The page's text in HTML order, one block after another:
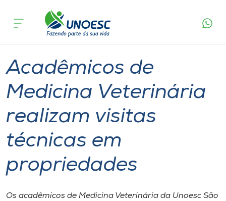
Cursos
Pesquisa
Atendimento ao Estudante
Portal de Ensino
A
acontece
Acadêmicos de
Medicina Veterinária
realizam visitas
técnicas em
propriedades
Os acadêmicos de Medicina Veterinária da Unoesc São